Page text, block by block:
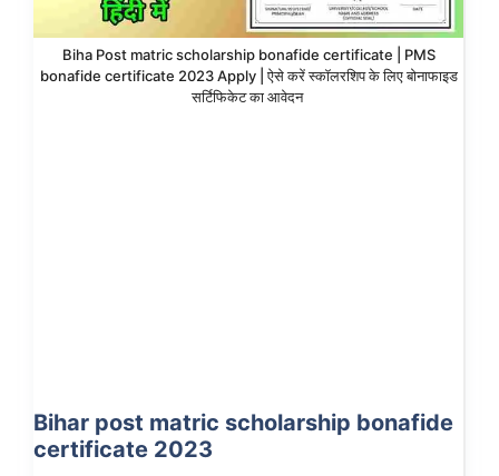
Biha Post matric scholarship bonafide certificate | PMS
bonafide certificate 2023 Apply | ऐसे करें स्कॉलरशिप के लिए बोनाफाइड
सर्टिफिकेट का आवेदन
Bihar post matric scholarship bonafide
certificate 2023